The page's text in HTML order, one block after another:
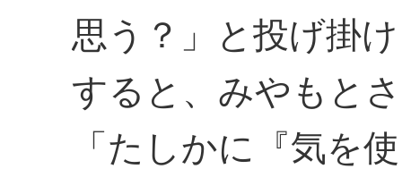
思う？」と投げ掛
すると、みやもと
「たしかに『気を